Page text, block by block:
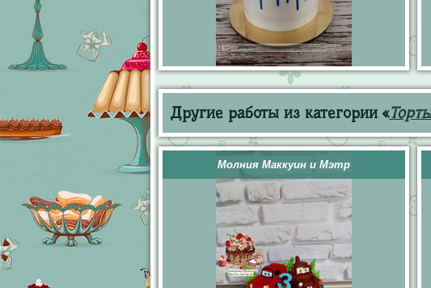
Другие работы из категории «
Молния Маккуин и Мэтр